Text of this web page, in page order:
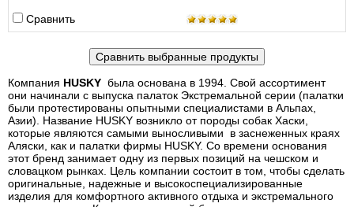
Сравнить
Компания HUSKY была основана в 1994. Свой ассортимент
они начинали с выпуска палаток Экстремальной серии (палатки
были протестированы опытными специалистами в Альпах,
Азии). Название HUSKY возникло от породы собак Хаски,
которые являются самыми выносливыми в заснеженных краях
Аляски, как и палатки фирмы HUSKY. Со времени основания
этот бренд занимает одну из первых позиций на чешском и
словацком рынках. Цель компании состоит в том, чтобы сделать
оригинальные, надежные и высокоспециализированные
изделия для комфортного активного отдыха и экстремального